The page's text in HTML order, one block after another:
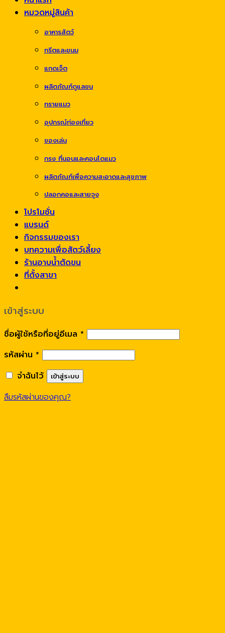
หมวดหมู่สินค้า
อาหารสัตว์
ทรีตและขนม
แกดเจ็ต
ผลิตภัณฑ์ดูแลขน
ทรายแมว
อุปกรณ์ท่องเที่ยว
ของเล่น
กรง ที่นอนและคอนโดแมว
ผลิตภัณฑ์เพื่อความสะอาดและสุขภาพ
ปลอกคอและสายจูง
โปรโมชั่น
แบรนด์
กิจกรรมของเรา
บทความเพื่อสัตว์เลี้ยง
ร้านอาบน้ำตัดขน
ที่ตั้งสาขา
เข้าสู่ระบบ
ชื่อผู้ใช้หรือที่อยู่อีเมล *
รหัสผ่าน *
จำฉันไว้
เข้าสู่ระบบ
ลืมรหัสผ่านของคุณ?